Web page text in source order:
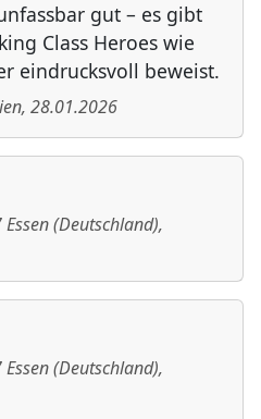
gut – es gibt
Class Heroes wie
eindrucksvoll beweist.
, 28.01.2026
Essen(Deutschland),
Essen(Deutschland),